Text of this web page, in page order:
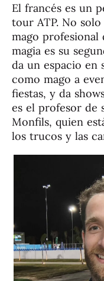
El francés es un
tour ATP. No
mago profesional
magia es su
da un espacio en
como mago a
fiestas, y da
es el profesor de
Monfils, quien
los trucos y las